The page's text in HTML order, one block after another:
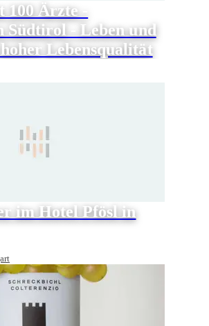
Ärzte -
Südtirol - Leben und
Lebensqualität
im Hotel Pfösl in